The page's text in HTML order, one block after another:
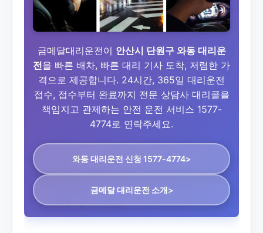
금메달대리운전이 안산시 단원구 와동 대리운
전을 빠른 배차, 빠른 대리 기사 도착, 저렴한 가
격으로 제공합니다. 24시간, 365일 대리운전
접수, 접수부터 완료까지 전문 상담사 대리콜을
책임지고 관제하는 안전 운전 서비스 1577-
4774로 연락주세요.
와동 대리운전 신청 1577-4774>
금메달 대리운전 소개>